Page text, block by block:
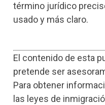
término jurídico
usado y más claro.
El contenido de esta
pretende ser
Para obtener
las leyes de